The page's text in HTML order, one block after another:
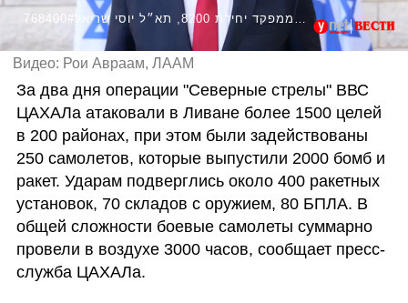
768400#ראש הממשלה בנימין נתניהו בביקור בבסיס של אגף המודיעין, שם קיבל סקירה מודיעינית מראש אמ״ן, אלוף שלומי בינדר וממפקד יחידת 8200, תא״ל יוסי שריאל
Видео: Рои Авраам, ЛААМ
За два дня операции "Северные стрелы" ВВС
ЦАХАЛа атаковали в Ливане более 1500 целей
в 200 районах, при этом были задействованы
250 самолетов, которые выпустили 2000 бомб и
ракет. Ударам подверглись около 400 ракетных
установок, 70 складов с оружием, 80 БПЛА. В
общей сложности боевые самолеты суммарно
провели в воздухе 3000 часов, сообщает пресс-
служба ЦАХАЛа.